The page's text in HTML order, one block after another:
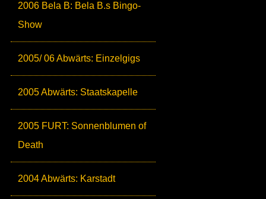
2006 Bela B: Bela B.s Bingo-
Show
2005/ 06 Abwärts: Einzelgigs
2005 Abwärts: Staatskapelle
2005 FURT: Sonnenblumen of
Death
2004 Abwärts: Karstadt